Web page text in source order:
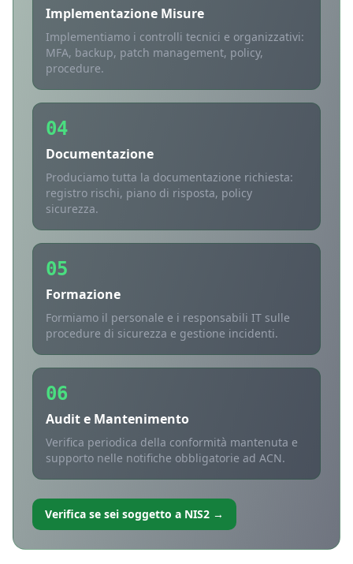
Implementazione Misure
Implementiamo i controlli tecnici e organizzativi:
MFA, backup, patch management, policy,
procedure.
04
Documentazione
Produciamo tutta la documentazione richiesta:
registro rischi, piano di risposta, policy
sicurezza.
05
Formazione
Formiamo il personale e i responsabili IT sulle
procedure di sicurezza e gestione incidenti.
06
Audit e Mantenimento
Verifica periodica della conformità mantenuta e
supporto nelle notifiche obbligatorie ad ACN.
Verifica se sei soggetto a NIS2 →